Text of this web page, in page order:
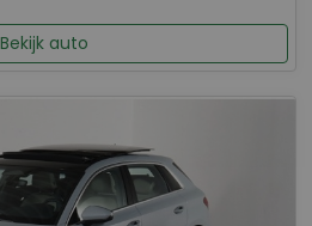
Bekijk auto